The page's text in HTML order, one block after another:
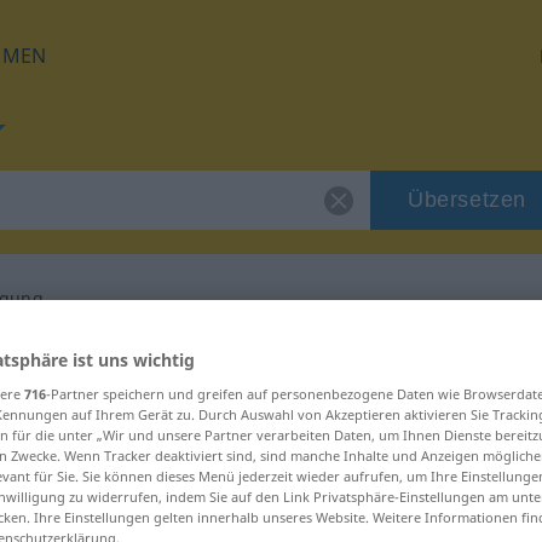
Übersetzen
"Blutübertragung"
ist uns wichtig
716-Partner speichern und greifen auf personenbezogene Daten wie
auf Ihrem Gerät zu. Durch Auswahl von Akzeptieren aktivieren Sie
für die unter „Wir und unsere Partner verarbeiten Daten, um Ihnen Dienste
Zwecke. Wenn Tracker deaktiviert sind, sind manche Inhalte und Anzeigen
für Sie. Sie können dieses Menü jederzeit wieder aufrufen, um Ihre
zu widerrufen, indem Sie auf den Link Privatsphäre-Einstellungen am
Ihre Einstellungen gelten innerhalb unseres Website. Weitere Informationen